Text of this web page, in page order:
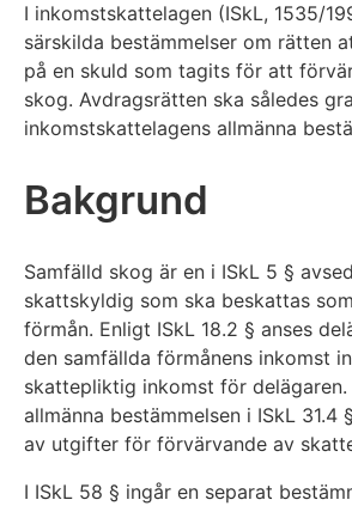
I inkomstskattelagen (ISkL, 1535/
särskilda bestämmelser om rätten
på en skuld som tagits för att
skog. Avdragsrätten ska således
inkomstskattelagens allmänna
Bakgrund
Samfälld skog är en i ISkL 5 §
skattskyldig som ska beskattas
förmån. Enligt ISkL 18.2 § anses
den samfällda förmånens inkomst
skattepliktig inkomst för delägaren.
allmänna bestämmelsen i ISkL 31.4
av utgifter för förvärvande av
I ISkL 58 § ingår en separat